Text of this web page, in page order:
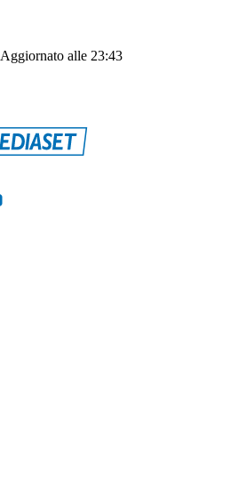
Aggiornato alle 23:43